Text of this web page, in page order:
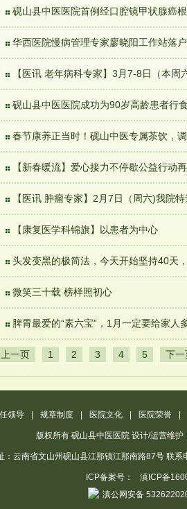
砚山县中医医院首例经口腔镜甲状腺癌
华西医院慢病管理专家廖晓阳工作站落
【医讯 老年病科专家】3月7-8日（本
砚山县中医医院成功为90岁高龄患者行
春节康养正当时！砚山中医专属茶饮，
【新春暖流】爱心接力不停歇公益行
【医讯 肿瘤专家】2月7日（周六)我院
【康复医学科锦旗】以患者为中心
头发变黑的极简法，今天开始坚持40天
微笑三十载 榜样照初心
脾胃最爱的“素六宝”，1月一定要给家
上一页 1 2 3 4 5 下一
领导 规章制度 医院文化 医院荣誉
版权所有 砚山县中医医院 设计/运营维
：云南省文山州砚山县江那镇江那南路87号 联
ICP备案号：
滇ICP备
滇公网安备